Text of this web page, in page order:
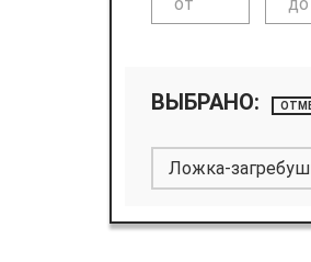
ВЫБРАНО:
Ложка-